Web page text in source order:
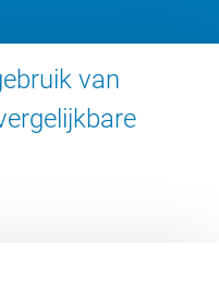
van